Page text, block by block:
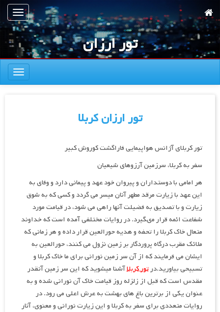
به
محتوای
اصلی
ناوبری
تور ارزان
ناوبری
تور ارزان کربلا
تور کربلای آژانس هواپیمایی فاراگشت کوروش کبیر
سفر به کربلا، سرزمین آرزوهای شیعیان
هر امامى با دوستداران و پيروان خود عهد و پيمانى دارد و وفاى به
اين عهد با زيارت مرقد مطهر آنان میسر می گردد و كسى كه به شوق
زيارت و با تصديق به فضيلت آنها راهی می شود، در قيامت مورد
شفاعت ائمه قرار مى‏گيرد. در روايات مختلفی آمده است که خداوند
متعال خاک کربلا را تحفه و هديه حورالعين قرار داده و هر زمانی که
ملائک مقرب درگاه پروردگار بر زمين نزول مي کنند، حورالعين به
ايشان مي فرمایند که از آن سر زمین نوراني برای ما خاک کربلا و
تسبيحي بياوريد.درتور کربلاآشنا میشوید که این سر زمین آنقدر
مقدس است که قبل از زلزله روز قیامت خاک آن نورانی شده و به
عنوان یکی از برترین باغ های بهشت به عرش اعلی می رود. در
روایات متعددی براي سفر به کربلا و این زيارت نوراني و معنوي، آثار